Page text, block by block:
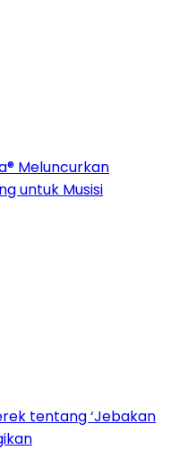
Meluncurkan
untuk Musisi
tentang ‘Jebakan